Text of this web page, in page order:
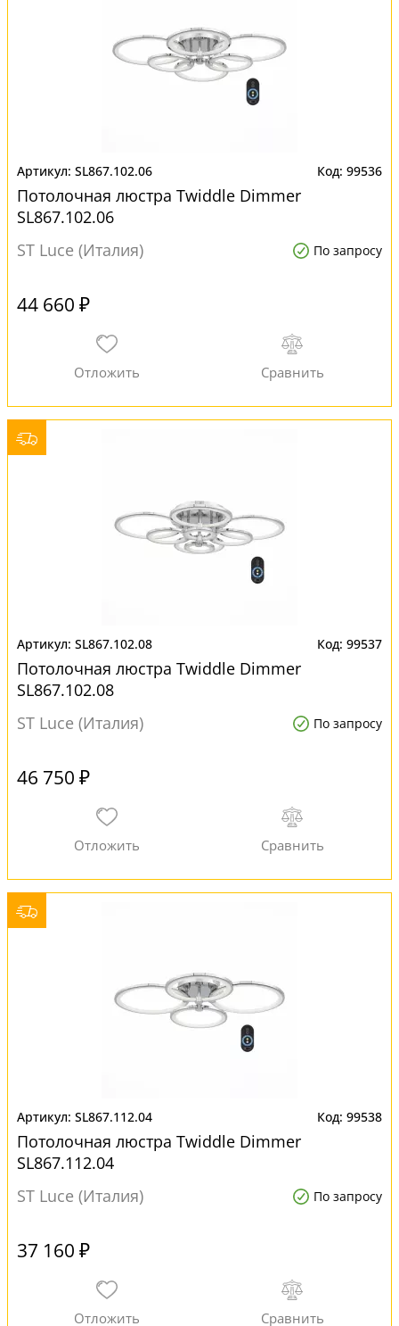
SL867.102.06 99536
Потолочная люстра Twiddle Dimmer
SL867.102.06
ST Luce (Италия)
По запросу
44 660 ₽
SL867.102.08 99537
Потолочная люстра Twiddle Dimmer
SL867.102.08
ST Luce (Италия)
По запросу
46 750 ₽
SL867.112.04 99538
Потолочная люстра Twiddle Dimmer
SL867.112.04
ST Luce (Италия)
По запросу
37 160 ₽